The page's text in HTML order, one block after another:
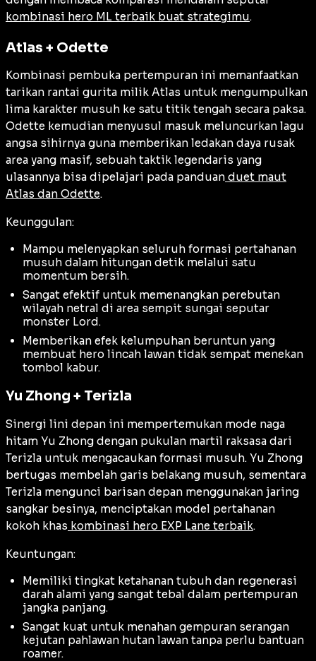
kombinasi hero ML terbaik buat strategimu.
Atlas + Odette
Kombinasi pembuka pertempuran ini memanfaatkan
tarikan rantai gurita milik Atlas untuk mengumpulkan
lima karakter musuh ke satu titik tengah secara paksa.
Odette kemudian menyusul masuk meluncurkan lagu
angsa sihirnya guna memberikan ledakan daya rusak
area yang masif, sebuah taktik legendaris yang
ulasannya bisa dipelajari pada panduan duet maut
Atlas dan Odette.
Keunggulan:
Mampu melenyapkan seluruh formasi pertahanan
musuh dalam hitungan detik melalui satu
momentum bersih.
Sangat efektif untuk memenangkan perebutan
wilayah netral di area sempit sungai seputar
monster Lord.
Memberikan efek kelumpuhan beruntun yang
membuat hero lincah lawan tidak sempat menekan
tombol kabur.
Yu Zhong + Terizla
Sinergi lini depan ini mempertemukan mode naga
hitam Yu Zhong dengan pukulan martil raksasa dari
Terizla untuk mengacaukan formasi musuh. Yu Zhong
bertugas membelah garis belakang musuh, sementara
Terizla mengunci barisan depan menggunakan jaring
sangkar besinya, menciptakan model pertahanan
kokoh khas kombinasi hero EXP Lane terbaik.
Keuntungan:
Memiliki tingkat ketahanan tubuh dan regenerasi
darah alami yang sangat tebal dalam pertempuran
jangka panjang.
Sangat kuat untuk menahan gempuran serangan
kejutan pahlawan hutan lawan tanpa perlu bantuan
roamer.